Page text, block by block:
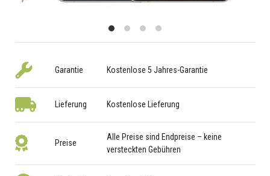
Garantie Kostenlose 5 Jahres-Garantie
Lieferung Kostenlose Lieferung
Preise
Alle Preise sind Endpreise – keine
versteckten Gebühren